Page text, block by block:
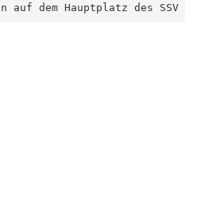
dem Hauptplatz des SSV